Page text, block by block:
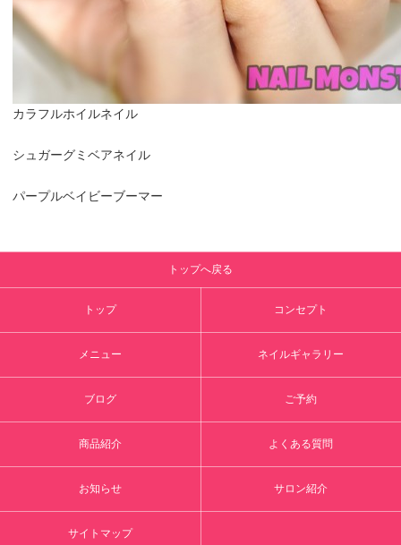
カラフルホイルネイル
シュガーグミベアネイル
パープルベイビーブーマー
トップへ戻る
トップ コンセプト
メニュー ネイルギャラリー
ブログ ご予約
商品紹介 よくある質問
お知らせ サロン紹介
サイトマップ